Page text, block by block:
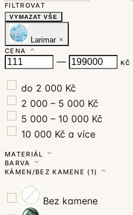
FILTROVAT
VYMAZAT VŠE
Larimar
CENA
— KČ
do 2 000 Kč
2 000 – 5 000 Kč
5 000 – 10 000 Kč
10 000 Kč a více
MATERIÁL
BARVA
KÁMEN/BEZ KAMENE (1)
Bez kamene